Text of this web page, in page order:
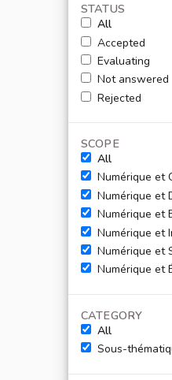
STATUS
All
Accepted
Evaluating
Not answered
Rejected
SCOPE
All
Numérique et
Numérique et
Numérique et
Numérique et
Numérique et
Numérique et
CATEGORY
All
Sous-